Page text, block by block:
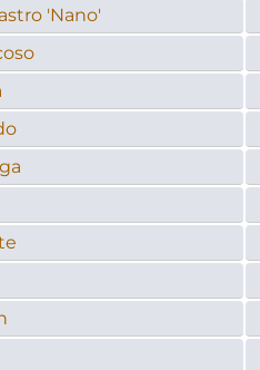
'Nano'